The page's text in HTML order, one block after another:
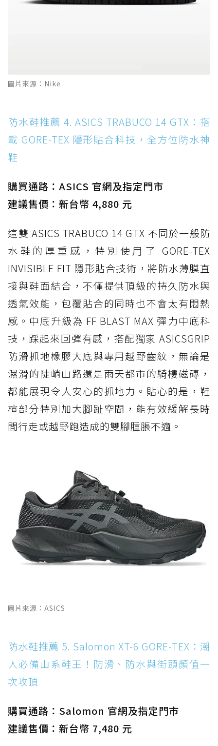
圖片來源：Nike
防水鞋推薦 4. ASICS TRABUCO 14 GTX：搭
載 GORE-TEX 隱形貼合科技，全方位防水神
鞋
購買通路：ASICS 官網及指定門市
建議售價：新台幣 4,880 元
這雙 ASICS TRABUCO 14 GTX 不同於一般防
水鞋的厚重感，特別使用了 GORE-TEX
INVISIBLE FIT 隱形貼合技術，將防水薄膜直
接與鞋面結合，不僅提供頂級的持久防水與
透氣效能，包覆貼合的同時也不會太有悶熱
感。中底升級為 FF BLAST MAX 彈力中底科
技，踩起來回彈有感，搭配獨家 ASICSGRIP
防滑抓地橡膠大底與專用越野齒紋，無論是
濕滑的陡峭山路還是雨天都市的騎樓磁磚，
都能展現令人安心的抓地力。貼心的是，鞋
楦部分特別加大腳趾空間，能有效緩解長時
間行走或越野跑造成的雙腳腫脹不適。
圖片來源：ASICS
防水鞋推薦 5. Salomon XT-6 GORE-TEX：潮
人必備山系鞋王！防滑、防水與街頭顏值一
次攻頂
購買通路：Salomon 官網及指定門市
建議售價：新台幣 7,480 元